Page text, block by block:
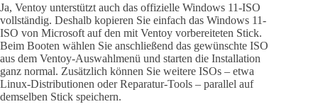
Ja, Ventoy unterstützt auch das offizielle Windows 11-ISO
vollständig. Deshalb kopieren Sie einfach das Windows 11-
ISO von Microsoft auf den mit Ventoy vorbereiteten Stick.
Beim Booten wählen Sie anschließend das gewünschte ISO
aus dem Ventoy-Auswahlmenü und starten die Installation
ganz normal. Zusätzlich können Sie weitere ISOs – etwa
Linux-Distributionen oder Reparatur-Tools – parallel auf
demselben Stick speichern.